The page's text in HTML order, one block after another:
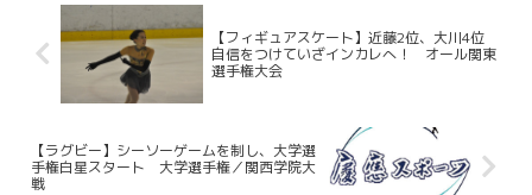
【フィギュアスケート】近藤2位、大川4位
自信をつけていざインカレへ！ オール関東
選手権大会
【ラグビー】シーソーゲームを制し、大学選
手権白星スタート 大学選手権／関西学院大
戦